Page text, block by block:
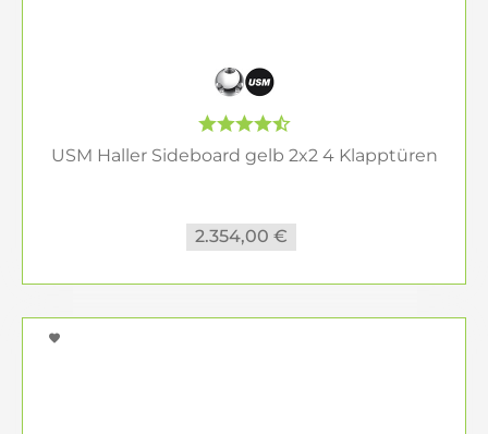
USM Haller Sideboard gelb 2x2 4 Klapptüren
2.354,00 €